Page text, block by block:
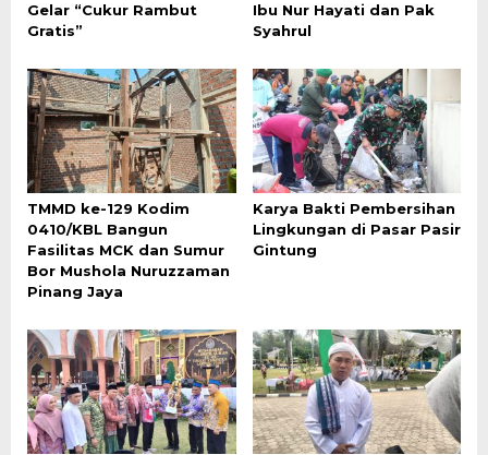
Gelar “Cukur Rambut
Gratis”
Ibu Nur Hayati dan Pak
Syahrul
TMMD ke-129 Kodim
0410/KBL Bangun
Fasilitas MCK dan Sumur
Bor Mushola Nuruzzaman
Pinang Jaya
Karya Bakti Pembersihan
Lingkungan di Pasar Pasir
Gintung